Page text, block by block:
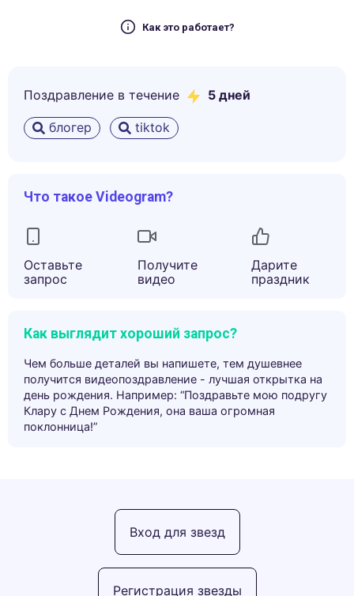
Как это работает?
Поздравление в течение 5 дней
блогер tiktok
Что такое Videogram?
Оставьте
запрос
Получите
видео
Дарите
праздник
Как выглядит хороший запрос?
Чем больше деталей вы напишете, тем душевнее
получится видеопоздравление - лучшая открытка на
день рождения. Например: “Поздравьте мою подругу
Клару с Днем Рождения, она ваша огромная
поклонница!”
Регистрация звезды
Вход для звезд